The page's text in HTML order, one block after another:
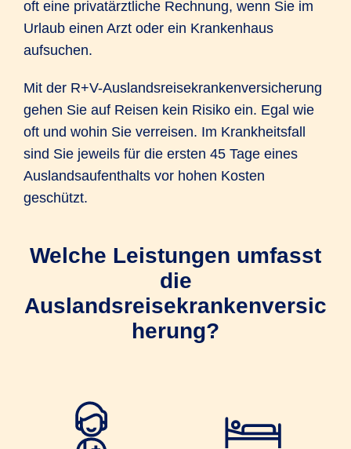
oft eine privatärztliche Rechnung, wenn Sie im
Urlaub einen Arzt oder ein Krankenhaus
aufsuchen.
Mit der R+V-Auslandsreisekrankenversicherung
gehen Sie auf Reisen kein Risiko ein. Egal wie
oft und wohin Sie verreisen. Im Krankheitsfall
sind Sie jeweils für die ersten 45 Tage eines
Auslandsaufenthalts vor hohen Kosten
geschützt.
Welche Leistungen umfasst
die
Auslandsreisekrankenversic
herung?